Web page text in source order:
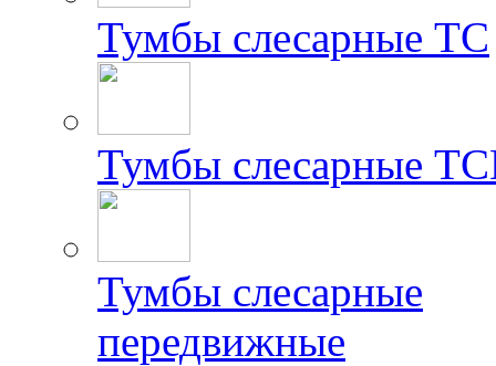
Тумбы слесарные ТС
Тумбы слесарные
Тумбы слесарные
передвижные